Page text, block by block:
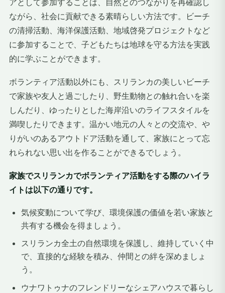
ながら、社会に貢献できる素晴らしい方法です。ビーチ
の清掃活動、海洋保護活動、地域啓発プロジェクトなど
に参加することで、子どもたちは地球を守る方法を実践
的に学ぶことができます。
ボランティア活動以外にも、スリランカの美しいビーチ
で家族や友人と過ごしたり、野生動物との触れ合いを楽
しんだり、ゆったりとした海岸沿いのライフスタイルを
満喫したりできます。温かい地元の人々との交流や、や
りがいのあるアウトドア活動を通して、家族にとって忘
れられない思い出を作ることができるでしょう。
家族でスリランカでボランティア活動をする際のハイラ
イトは以下の通りです。
気候変動について学び、環境保護の価値を若い家族と
共有する機会を得ましょう。
スリランカ全土の自然環境を保護し、維持していく中
で、直接的な経験を積み、仲間との絆を深めましょ
う。
ウナワトゥナのフレンドリーなシェアハウスで暮らし